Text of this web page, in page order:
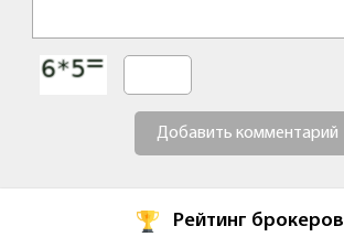
Добавить комментарий
Рейтинг брокеров